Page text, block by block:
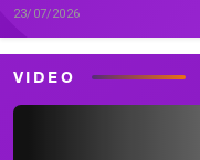
23/07/2026
VIDEO